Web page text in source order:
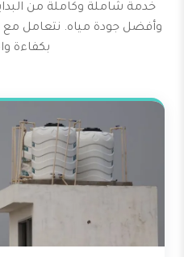
خدمة شاملة وكاملة من
وأفضل جودة مياه. نتعامل مع
بكفاءة